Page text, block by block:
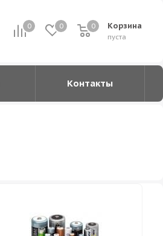
0 0 Корзина
0
пуста
0
Контакты